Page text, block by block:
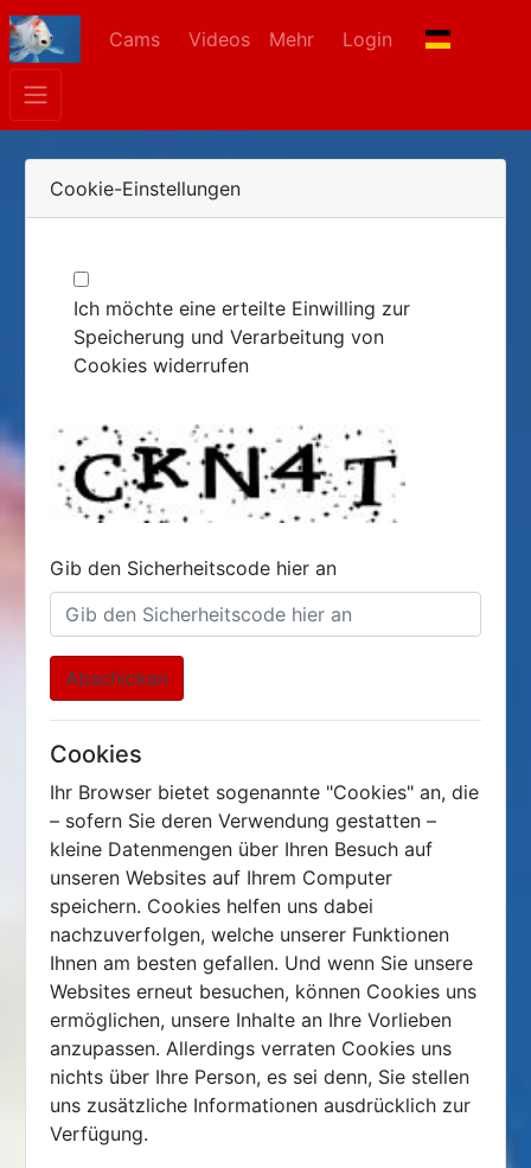
Cams Videos Mehr Login
Cookie-Einstellungen
Ich möchte eine erteilte Einwilling zur
Speicherung und Verarbeitung von
Cookies widerrufen
Gib den Sicherheitscode hier an
Abschicken
Cookies
Ihr Browser bietet sogenannte "Cookies" an, die
– sofern Sie deren Verwendung gestatten –
kleine Datenmengen über Ihren Besuch auf
unseren Websites auf Ihrem Computer
speichern. Cookies helfen uns dabei
nachzuverfolgen, welche unserer Funktionen
Ihnen am besten gefallen. Und wenn Sie unsere
Websites erneut besuchen, können Cookies uns
ermöglichen, unsere Inhalte an Ihre Vorlieben
anzupassen. Allerdings verraten Cookies uns
nichts über Ihre Person, es sei denn, Sie stellen
uns zusätzliche Informationen ausdrücklich zur
Verfügung.